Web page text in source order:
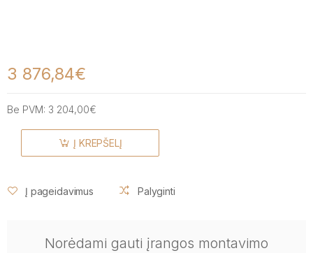
3 876,84€
Be PVM: 3 204,00€
Į KREPŠELĮ
Į pageidavimus Palyginti
Norėdami gauti įrangos montavimo